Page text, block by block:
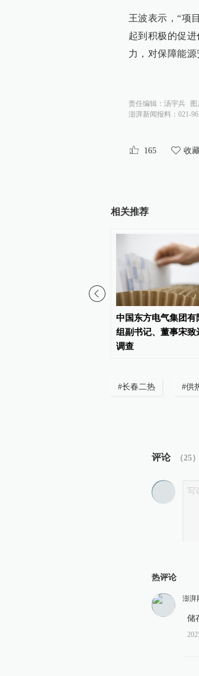
王波表示，“项
起到积极的促
力，对保障能
责任编辑： 汤宇兵 图
澎湃新闻报料：021-
165 收
相关推荐
中国东方电气集团有
组副书记、董事宋致
调查
#长春二热 #供
评论 （25）
热评论
澎湃
储